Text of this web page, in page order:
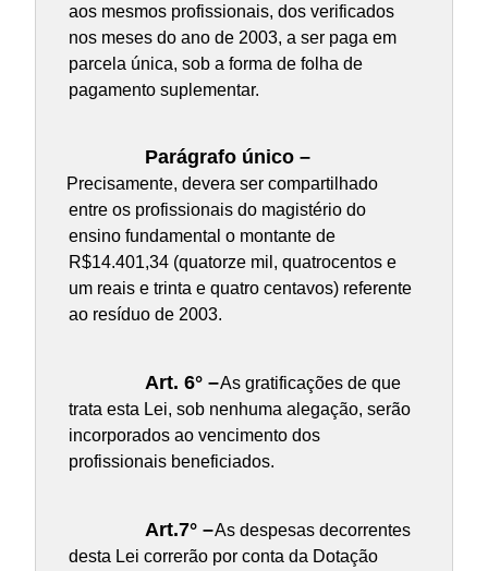
aos mesmos profissionais, dos verificados
nos meses do ano de 2003, a ser paga em
parcela única, sob a forma de folha de
pagamento suplementar.
Parágrafo único –
Precisamente, devera ser compartilhado
entre os profissionais do magistério do
ensino fundamental o montante de
R$14.401,34 (quatorze mil, quatrocentos e
um reais e trinta e quatro centavos) referente
ao resíduo de 2003.
Art. 6° –As gratificações de que
trata esta Lei, sob nenhuma alegação, serão
incorporados ao vencimento dos
profissionais beneficiados.
Art.7° –As despesas decorrentes
desta Lei correrão por conta da Dotação